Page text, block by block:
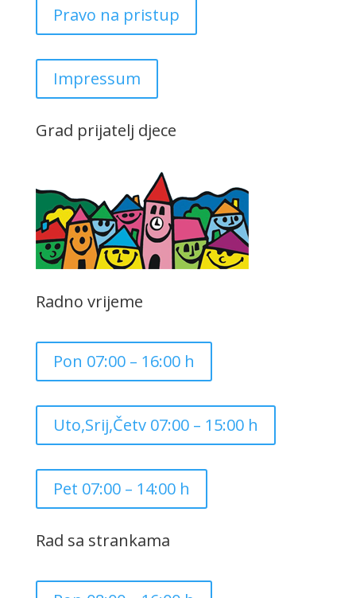
Pravo na pristup
Impressum
Grad prijatelj djece
Radno vrijeme
Pon 07:00 – 16:00 h
Uto,Srij,Četv 07:00 – 15:00 h
Pet 07:00 – 14:00 h
Rad sa strankama